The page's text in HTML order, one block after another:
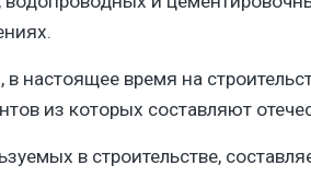
настоящее время на
из которых составляют
в строительстве,